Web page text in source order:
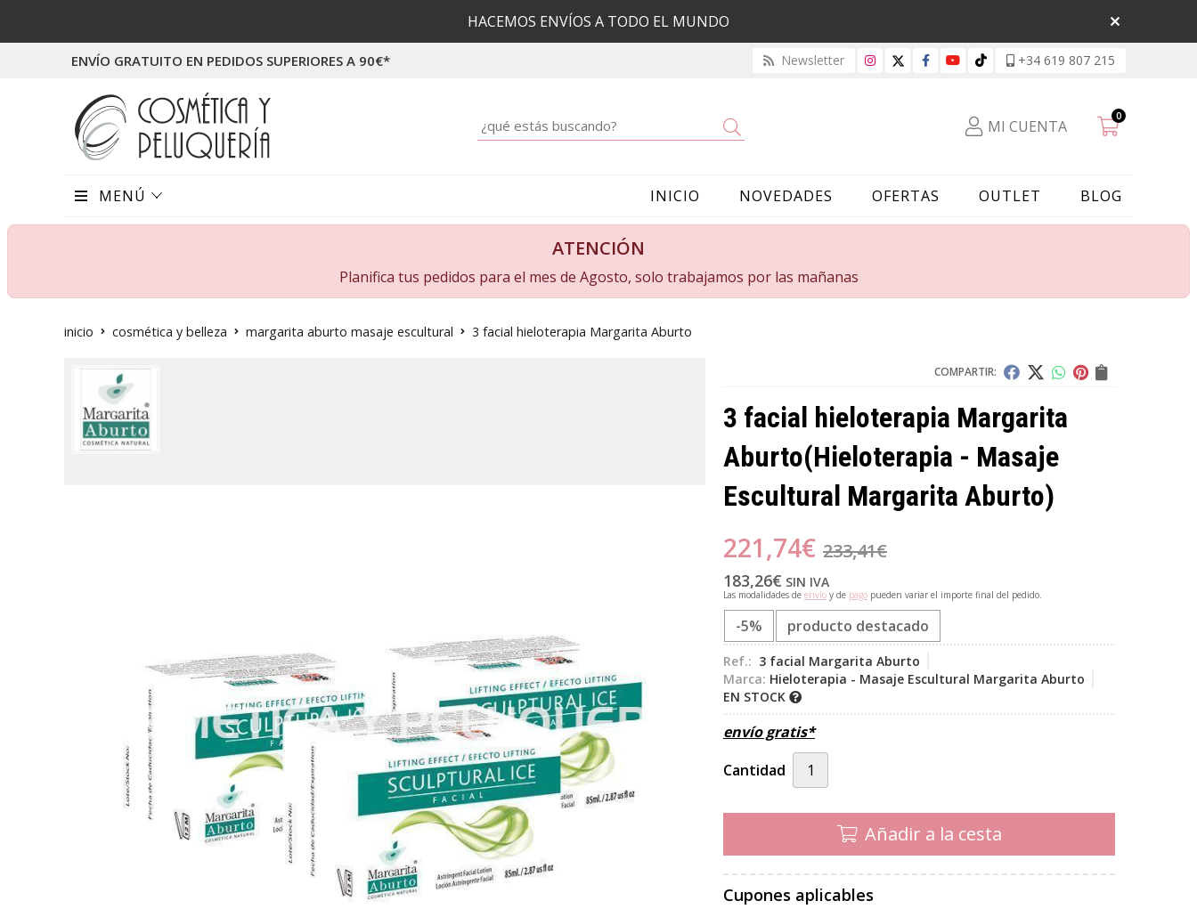
HACEMOS ENVÍOS A TODO EL MUNDO
ENVÍO GRATUITO EN PEDIDOS SUPERIORES A 90€* Newsletter +34 619 807 215
MI CUENTA
0
MENÚ INICIO NOVEDADES OFERTAS OUTLET BLOG
ATENCIÓN
Planifica tus pedidos para el mes de Agosto, solo trabajamos por las mañanas
inicio cosmética y belleza margarita aburto masaje escultural 3 facial hieloterapia Margarita Aburto
COMPARTIR:
3 facial hieloterapia Margarita
Aburto(Hieloterapia - Masaje
Escultural Margarita Aburto)
221,74€ 233,41€
183,26€ SIN IVA
Las modalidades de envío y de pago pueden variar el importe final del pedido.
-5% producto destacado
Ref.: 3 facial Margarita Aburto
Marca: Hieloterapia - Masaje Escultural Margarita Aburto
EN STOCK
envío gratis*
Cantidad
Añadir a la cesta
Cupones aplicables